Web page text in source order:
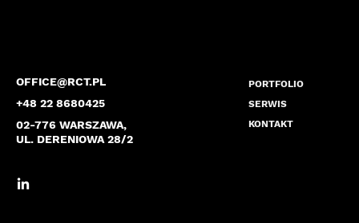
OFFICE@RCT.PL
+48 22 8680425
02-776 WARSZAWA,
UL. DERENIOWA 28/2
PORTFOLIO
SERWIS
KONTAKT